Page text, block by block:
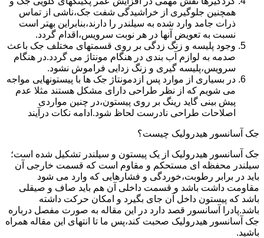
همچنین جلوگیری از خراشیدگی شفت جک،ناشی از تماس
ذرات جامد وارد شده به سیلندر را دارند،بنابراین بهتر است
نسبت به تعویض آنها در هر نوبت سرویس،اقدام گردد.
وجود پلیسه و زنگ زدگی بر روی قسمتهای مختلف جک باعث
صدمه به لوازم آب بندی در هنگام مونتاژ می گردد.در هنگام
سرویس،پلیسه گیری و زنگ زدایی فراموش نشود.
در بسیاری از موارد پس ازدمونتاژ جک ها با پیستونهایی مواجه
می شویم که از نظر طراحی دارای مشکل هستند مثلا عدم
پیش بینی گاید رینگ بر روی پیستون،در چنین مواردی
اصلاحات طراحی نادرست لحاظ شود.ادامه نکات درآیند
جک آسانسور هیدرولیک چیست؟
جک آسانسور هیدرولیک از یک پیستون و سیلندر تشکیل شده است؛
سیلندر محفظه ای مستحکم و مقاوم است که قسمت خارجی آن
باید در برابر رطوبت،خوردگی و فشارهایی که وارد می شود
مقاومت داشت باشد و قسمت داخلی آن هم باید صاف و صیقلی
باشد که پیستون داخل آن جای بگیرد و امکان حرکت داشته
باشد.پادرا آسانسور قصد دارد در این مقاله به صورت مفصل درباره
جک آسانسور هیدرولیک صحبت کند،پس ما تا انتهای این مقاله همراه
باشید.